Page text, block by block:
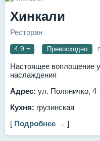
Хинкали
Ресторан
4.9 = Превосходно
Настоящее воплощение
наслаждения
Адрес: ул. Поляничко, 4
Кухня: грузинская
[ Подробнее → ]